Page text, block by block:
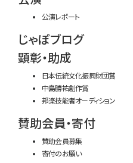
公演レポート
じゃぽブログ
顕彰・助成
日本伝統文化振興財団賞
中島勝祐創作賞
邦楽技能者オーディション
賛助会員・寄付
賛助会員募集
寄付のお願い